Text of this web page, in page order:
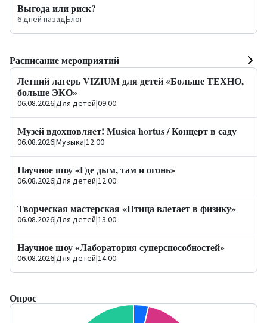
Выгода или риск?
6 дней назад|Блог
Расписание мероприятий
Летний лагерь VIZIUM для детей «Больше ТЕХНО,
больше ЭКО»
06.08.2026|Для детей|09:00
Музей вдохновляет! Musica hortus / Концерт в саду
06.08.2026|Музыка|12:00
Научное шоу «Где дым, там и огонь»
06.08.2026|Для детей|12:00
Творческая мастерская «Птица влетает в физику»
06.08.2026|Для детей|13:00
Научное шоу «Лаборатория суперспособностей»
06.08.2026|Для детей|14:00
Опрос